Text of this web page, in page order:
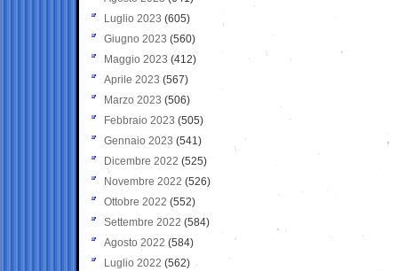
Luglio 2023 (605)
Giugno 2023 (560)
Maggio 2023 (412)
Aprile 2023 (567)
Marzo 2023 (506)
Febbraio 2023 (505)
Gennaio 2023 (541)
Dicembre 2022 (525)
Novembre 2022 (526)
Ottobre 2022 (552)
Settembre 2022 (584)
Agosto 2022 (584)
Luglio 2022 (562)